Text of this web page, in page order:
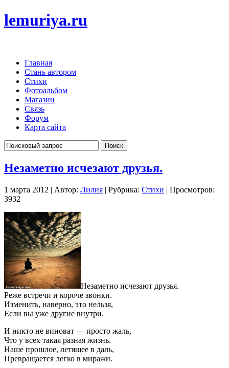
lemuriya.ru
Главная
Стань автором
Стихи
Фотоальбом
Магазин
Связь
Форум
Карта сайта
Незаметно исчезают друзья.
1 марта 2012 | Автор: Лилия | Рубрика: Стихи | Просмотров:
3932
Незаметно исчезают друзья.
Реже встречи и короче звонки.
Изменить, наверно, это нельзя,
Если вы уже другие внутри.
И никто не виноват — просто жаль,
Что у всех такая разная жизнь.
Наше прошлое, летящее в даль,
Превращается легко в миражи.